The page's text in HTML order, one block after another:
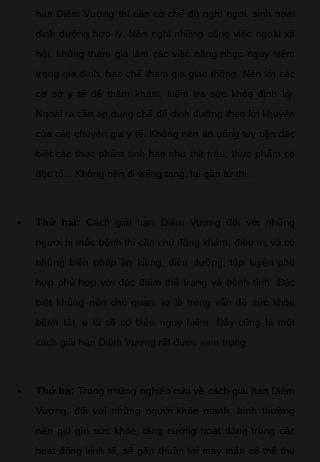
hạn Diêm Vương thì cần có chế độ nghỉ ngơi, sinh hoạt
dinh dưỡng hợp lý. Nên nghỉ những công việc ngoài xã
hội, không tham gia làm các việc nặng nhọc nguy hiểm
trong gia đình, hạn chế tham gia giao thông. Nên tới các
cơ sở y tế để thăm khám, kiểm tra sức khỏe định kỳ.
Ngoài ra cần áp dụng chế độ dinh dưỡng theo lời khuyên
của các chuyên gia y tế. Không nên ăn uống tùy tiện đặc
biệt các thực phẩm tính hàn như thịt trâu, thực phẩm có
độc tố... Không nên đi viếng tang, lại gần tử thi...
Thứ hai: Cách giải hạn Diêm Vương đối với những
người bị mắc bệnh thì cần chủ động khám, điều trị, và có
những biện pháp ăn kiêng, điều dưỡng, tập luyện phù
hợp phù hợp với đặc điểm thể trạng và bệnh tình. Đặc
biệt không nên chủ quan, lơ là trong vấn đề sức khỏe
bệnh tật, e là sẽ có biến nguy hiểm. Đây cũng là một
cách giải hạn Diêm Vương rất được xem trọng.
Thứ ba: Trong những nghiên cứu về cách giải hạn Diêm
Vương, đối với những người khỏe mạnh, bình thường
nên giữ gìn sức khỏe, tăng cường hoạt động trong các
hoạt động kinh tế, sẽ gặp thuận lợi may mắn có thể thu